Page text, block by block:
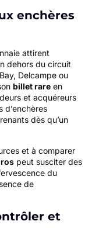
enchères
attirent
dehors du circuit
Delcampe ou
billet rare en
et acquéreurs
d’enchères
dès qu’un
et à comparer
peut susciter des
du
de
et